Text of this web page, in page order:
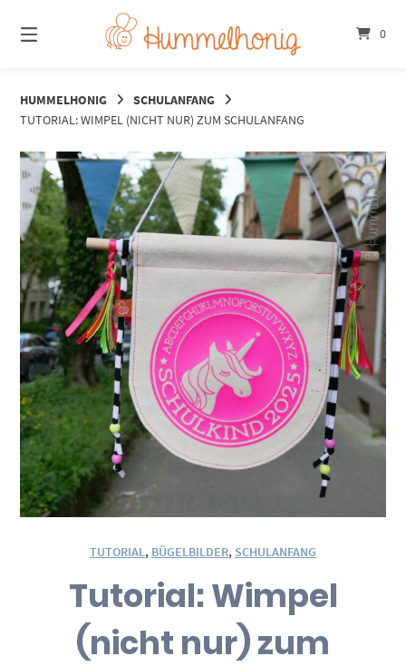
zum
Inhalt
0
HUMMELHONIG
SCHULANFANG
TUTORIAL: WIMPEL (NICHT NUR) ZUM SCHULANFANG
TUTORIAL, BÜGELBILDER, SCHULANFANG
Tutorial: Wimpel
(nicht nur) zum